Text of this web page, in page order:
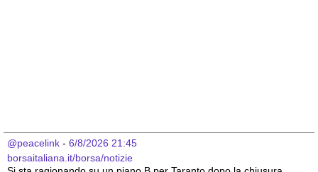
@peacelink - 6/8/2026 21:45
borsaitaliana.it/borsa/notizie